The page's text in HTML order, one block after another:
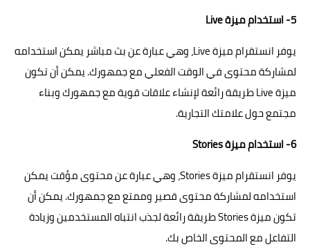
5- استخدام ميزة Live
يوفر انستقرام ميزة Live، وهي عبارة عن بث مباشر يمكن استخدامه
لمشاركة محتوى في الوقت الفعلي مع جمهورك. يمكن أن تكون
ميزة Live طريقة رائعة لإنشاء علاقات قوية مع جمهورك وبناء
مجتمع حول علامتك التجارية.
6- استخدام ميزة Stories
يوفر انستقرام ميزة Stories، وهي عبارة عن محتوى مؤقت يمكن
استخدامه لمشاركة محتوى قصير وممتع مع جمهورك. يمكن أن
تكون ميزة Stories طريقة رائعة لجذب انتباه المستخدمين وزيادة
التفاعل مع المحتوى الخاص بك.